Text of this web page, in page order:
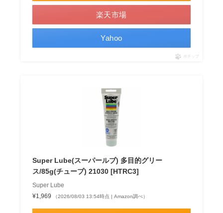
楽天市場
Yahoo
ポチップ
Super Lube(スーパールブ) 多目的グリー
ス/85g(チューブ) 21030 [HTRC3]
Super Lube
¥1,969
（2026/08/03 13:54時点 | Amazon調べ）